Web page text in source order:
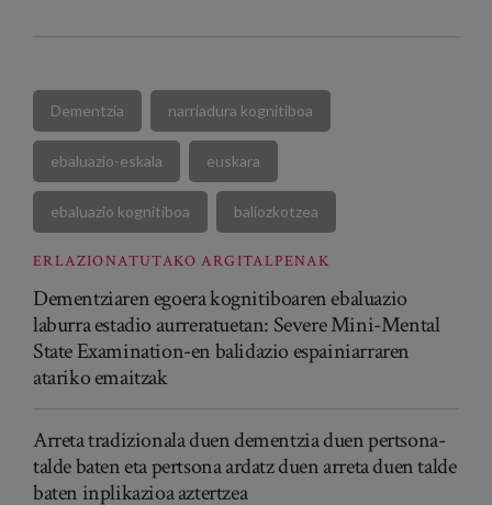
Dementzia narriadura kognitiboa
ebaluazio-eskala euskara
ebaluazio kognitiboa baliozkotzea
ERLAZIONATUTAKO ARGITALPENAK
Dementziaren egoera kognitiboaren ebaluazio
laburra estadio aurreratuetan: Severe Mini-Mental
State Examination-en balidazio espainiarraren
atariko emaitzak
Arreta tradizionala duen dementzia duen pertsona-
talde baten eta pertsona ardatz duen arreta duen talde
baten inplikazioa aztertzea